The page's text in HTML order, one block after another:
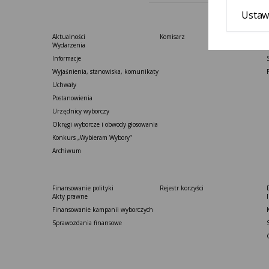
Aktualności
Wydarzenia
Informacje
Wyjaśnienia, stanowiska, komunikaty
Uchwały
Postanowienia
Urzędnicy wyborczy
Okręgi wyborcze i obwody głosowania
Konkurs „Wybieram Wybory”
Archiwum
Komisarz
Finansowanie polityki
Akty prawne
Finansowanie kampanii wyborczych
Sprawozdania finansowe
Rejestr korzyści